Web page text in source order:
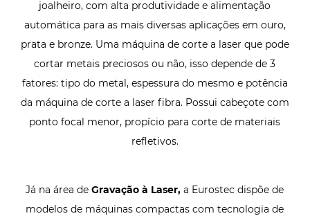
joalheiro, com alta produtividade e alimentação
automática para as mais diversas aplicações em ouro,
prata e bronze. Uma máquina de corte a laser que pode
cortar metais preciosos ou não, isso depende de 3
fatores: tipo do metal, espessura do mesmo e potência
da máquina de corte a laser fibra. Possui cabeçote com
ponto focal menor, propício para corte de materiais
refletivos.
Já na área deGravação à Laser,a Eurostec dispõe de
modelos de máquinas compactas com tecnologia de